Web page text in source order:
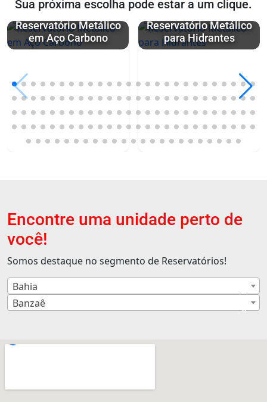
Sua próxima escolha pode estar a um clique.
Reservatório Metálico
em Aço Carbono
Reservatório Metálico
para Hidrantes
Encontre uma unidade perto de
você!
Somos destaque no segmento de Reservatórios!
×
Bahia
×
Banzaê